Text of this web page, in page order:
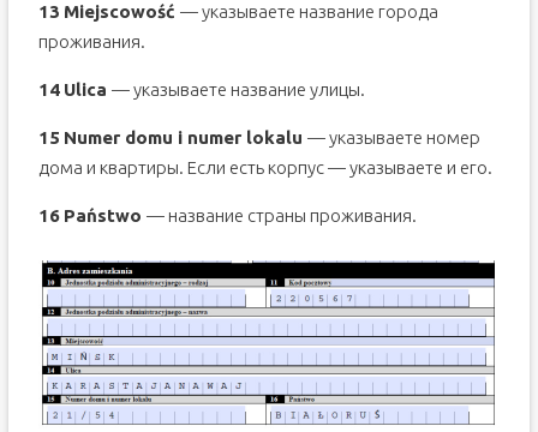
13 Miejscowość — указываете название города
проживания.
14 Ulica — указываете название улицы.
15 Numer domu i numer lokalu — указываете номер
дома и квартиры. Если есть корпус — указываете и его.
16 Państwo — название страны проживания.